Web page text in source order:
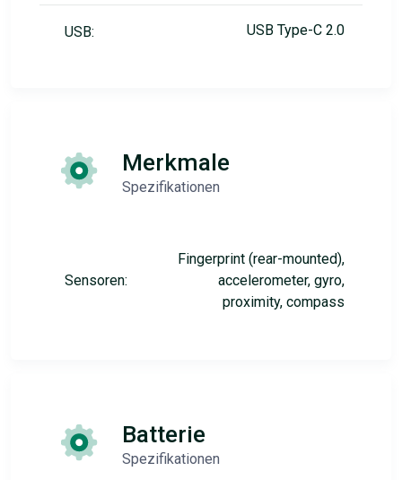
USB: USB Type-C 2.0
Merkmale
Spezifikationen
Sensoren:
Fingerprint (rear-mounted),
accelerometer, gyro,
proximity, compass
Batterie
Spezifikationen